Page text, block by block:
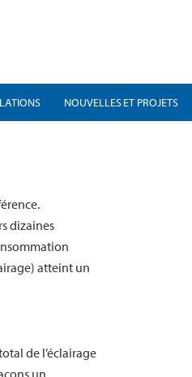
NOUVELLES ET PROJETS
dizaines
atteint un
de l’éclairage